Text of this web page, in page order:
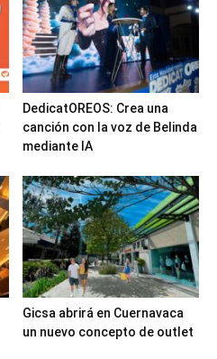
DedicatOREOS: Crea una
canción con la voz de Belinda
mediante IA
Gicsa abrirá en Cuernavaca
un nuevo concepto de outlet